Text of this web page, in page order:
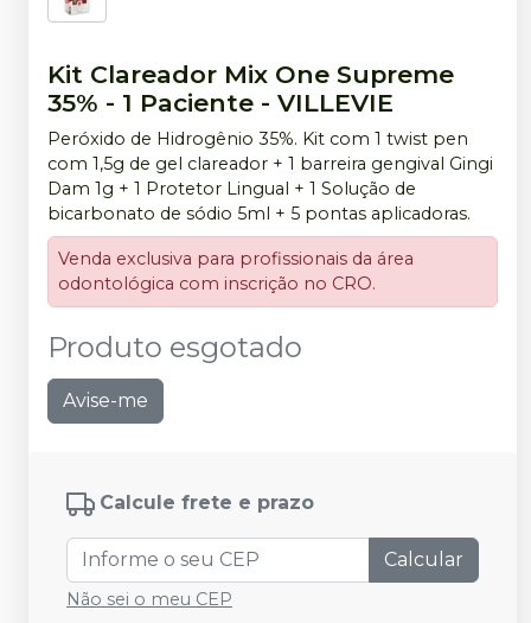
Kit Clareador Mix One Supreme
35% - 1 Paciente - VILLEVIE
Peróxido de Hidrogênio 35%. Kit com 1 twist pen
com 1,5g de gel clareador + 1 barreira gengival Gingi
Dam 1g + 1 Protetor Lingual + 1 Solução de
bicarbonato de sódio 5ml + 5 pontas aplicadoras.
Venda exclusiva para profissionais da área
odontológica com inscrição no CRO.
Produto esgotado
Avise-me
Calcule frete e prazo
Calcular
Não sei o meu CEP